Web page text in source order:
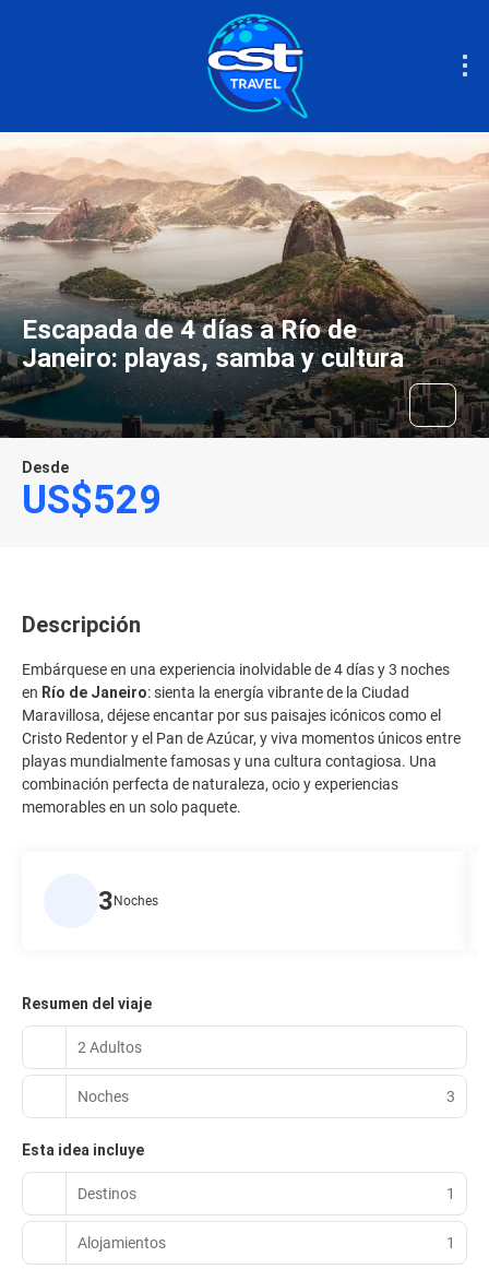
Escapada de 4 días a Río de
Janeiro: playas, samba y cultura
Desde
US$529
Descripción
Embárquese en una experiencia inolvidable de 4 días y 3 noches
en Río de Janeiro: sienta la energía vibrante de la Ciudad
Maravillosa, déjese encantar por sus paisajes icónicos como el
Cristo Redentor y el Pan de Azúcar, y viva momentos únicos entre
playas mundialmente famosas y una cultura contagiosa. Una
combinación perfecta de naturaleza, ocio y experiencias
memorables en un solo paquete.
3 Noches
Resumen del viaje
2 Adultos
Noches 3
Esta idea incluye
Destinos 1
Alojamientos 1